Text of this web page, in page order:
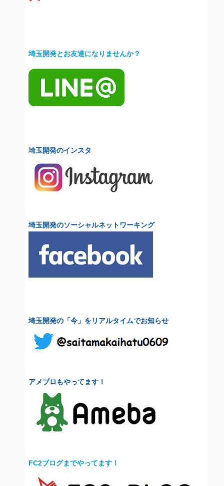
埼玉開発とお友達になりませんか？
埼玉開発のインスタ
埼玉開発のソーシャルネットワーキング
埼玉開発の「今」をリアルタイムでお知らせ
アメブロもやってます！
FC2ブログまでやってます！